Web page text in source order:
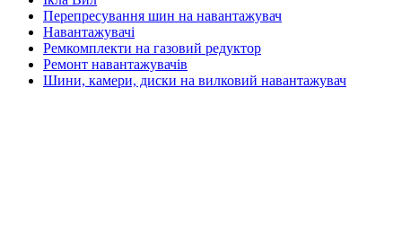
Перепресування шин на навантажувач
Навантажувачі
Ремкомплекти на газовий редуктор
Ремонт навантажувачів
Шини, камери, диски на вилковий навантажувач